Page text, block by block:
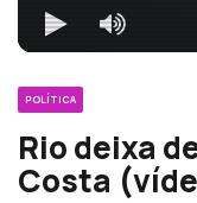
POLÍTICA
Rio deixa
Costa